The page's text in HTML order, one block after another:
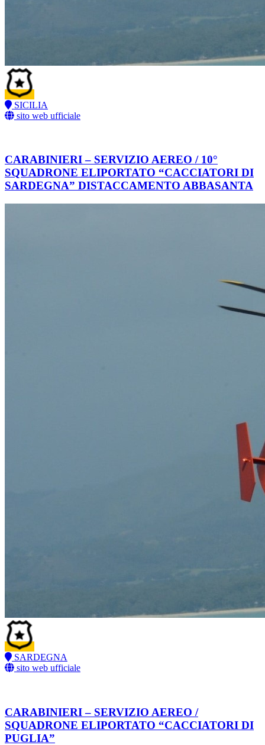
SICILIA
sito web ufficiale
CARABINIERI – SERVIZIO AEREO / 10°
SQUADRONE ELIPORTATO “CACCIATORI DI
SARDEGNA” DISTACCAMENTO ABBASANTA
SARDEGNA
sito web ufficiale
CARABINIERI – SERVIZIO AEREO /
SQUADRONE ELIPORTATO “CACCIATORI DI
PUGLIA”